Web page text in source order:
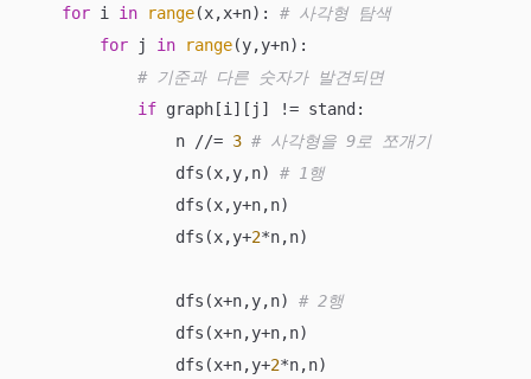
for i in range(x,x+n): # 사각형 탐색
for j in range(y,y+n):
# 기준과 다른 숫자가 발견되면
if graph[i][j] != stand:
                n //=
3 # 사각형을 9로 쪼개기
                dfs(x,y,n)
# 1행
                dfs(x,y+n,n)
                dfs(x,y+
2*n,n)
                dfs(x+n,y,n)
# 2행
                dfs(x+n,y+n,n)
                dfs(x+n,y+
2*n,n)